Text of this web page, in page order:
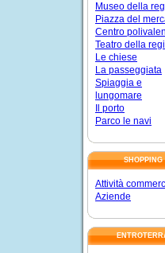
Museo della
Piazza del
Centro
Teatro della
Le chiese
La passeggiata
Spiaggia e
lungomare
Il porto
Parco le navi
SHOPPING
Attività
Aziende